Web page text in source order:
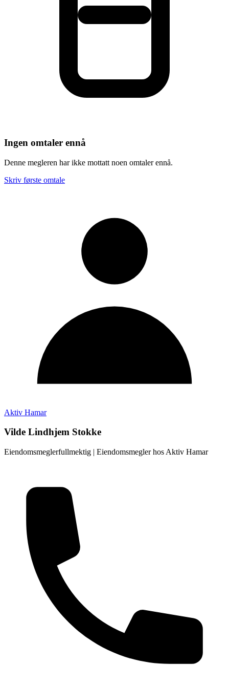
Ingen omtaler ennå
Denne megleren har ikke mottatt noen omtaler ennå.
Skriv første omtale
Aktiv Hamar
Vilde Lindhjem Stokke
Eiendomsmeglerfullmektig | Eiendomsmegler hos Aktiv Hamar